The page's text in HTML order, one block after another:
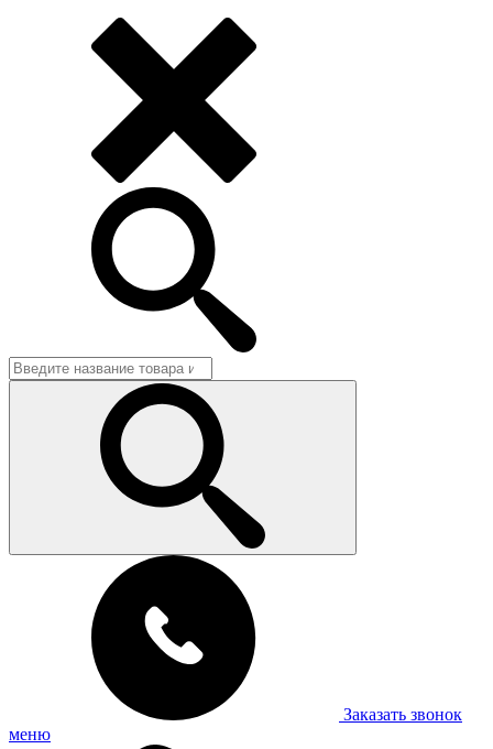
Заказать звонок
меню